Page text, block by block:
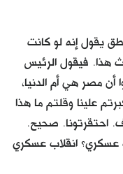
يقول إنه لو كانت
هذا. فيقول الرئيس
أن مصر هي أم الدنيا،
علينا وقلتم ما هذا
احتقرتونا. صحيح.
عسكري؟ انقلاب عسكري